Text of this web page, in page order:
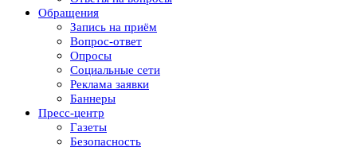
Обращения
Запись на приём
Вопрос-ответ
Опросы
Социальные сети
Реклама заявки
Баннеры
Пресс-центр
Газеты
Безопасность